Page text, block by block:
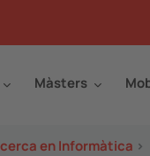
Màsters
en Informàtica >